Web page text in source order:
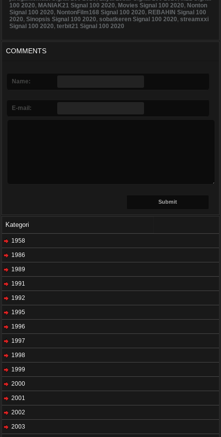
100 2020, MANIAK21 Signal 100 2020, Movies Signal 100 2020, Nonton
Signal 100 2020, NontonFilm168 Signal 100 2020, REBAHIN Signal 100
2020, Sinopsis Signal 100 2020, sobatkeren Signal 100 2020, streamxxi
Signal 100 2020, terbit21 Signal 100 2020
COMMENTS
Name:
E-mail:
Kategori
1958
1986
1989
1991
1992
1995
1996
1997
1998
1999
2000
2001
2002
2003